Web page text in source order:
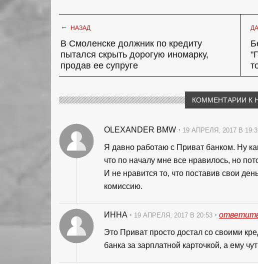
← НАЗАД
В Смоленске должник по кредиту
пытался скрыть дорогую иномарку,
продав ее супруге
КОММЕНТАРИИ К
OLEXANDER BMW · 19 АПРЕЛЯ, 2017 В
Я давно работаю с Приват банком. Ну
что по началу мне все нравилось, но
И не нравится то, что поставив свои
комиссию.
ИННА · 19 АПРЕЛЯ, 2017 В 20:53 ·
Это Приват просто достал со своими
банка за зарплатной карточкой, а ему